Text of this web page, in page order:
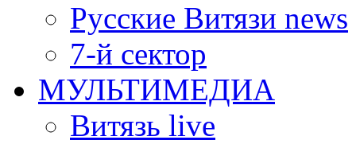
Русские Витязи news
7-й сектор
МУЛЬТИМЕДИА
Витязь live